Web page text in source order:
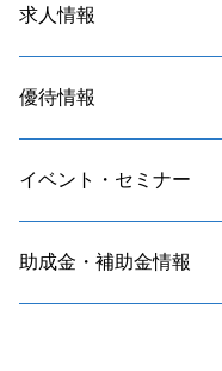
求人情報
優待情報
イベント・セミナー
助成金・補助金情報